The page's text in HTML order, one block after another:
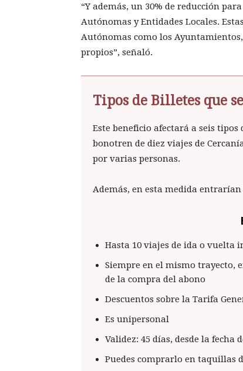
“Y además, un 30% de reducción
Autónomas y Entidades Locales.
Autónomas como los
propios”, señaló.
Tipos de Billetes que
Este beneficio afectará a seis
bonotren de diez viajes de
por varias personas.
Además, en esta medida
Hasta 10 viajes de ida o vuelta
Siempre en el mismo trayecto,
de la compra del abono
Descuentos sobre la Tarifa
Es unipersonal
Validez: 45 días, desde la fecha
Puedes comprarlo en taquillas